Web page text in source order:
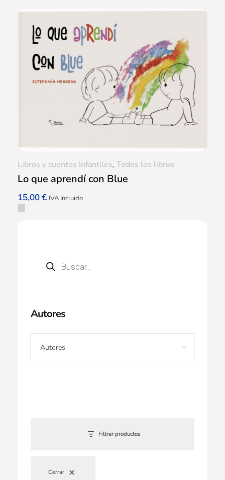
Lo que aprendí con Blue
15,00€ IVA Incluido
Libros y cuentos Infantiles, Todos los libros
Autores
Filtrar productos
Cerrar